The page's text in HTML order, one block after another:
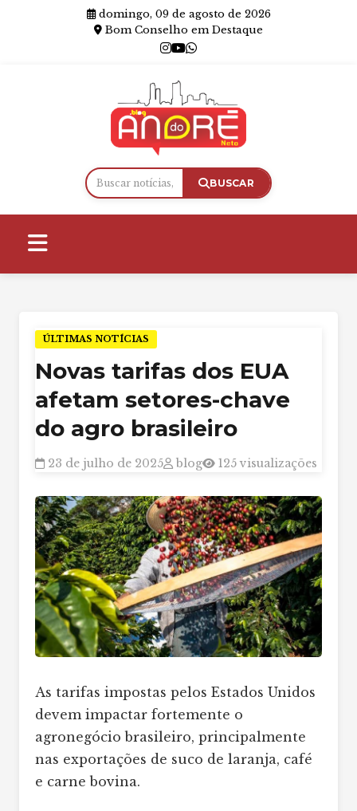
domingo, 09 de agosto de 2026
Bom Conselho em Destaque
BUSCAR
ÚLTIMAS NOTÍCIAS
Novas tarifas dos EUA
afetam setores-chave
do agro brasileiro
23 de julho de 2025 blog 125 visualizações
As tarifas impostas pelos Estados Unidos
devem impactar fortemente o
agronegócio brasileiro, principalmente
nas exportações de suco de laranja, café
e carne bovina.